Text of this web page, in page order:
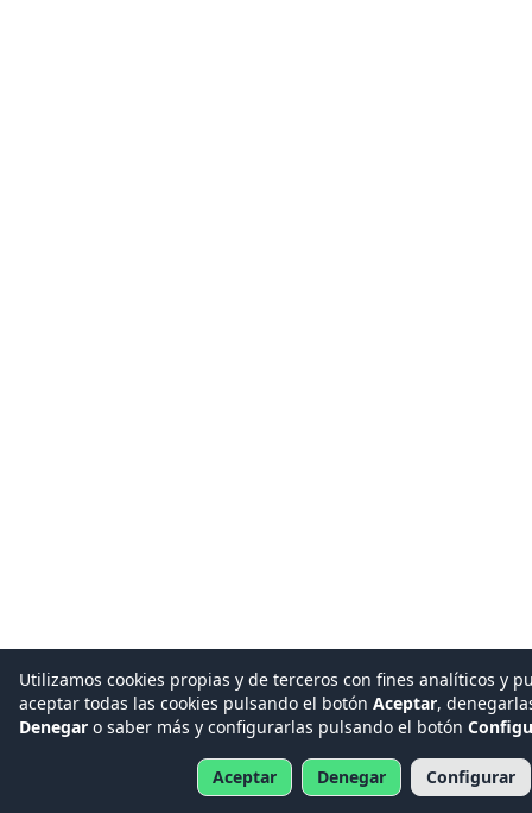
Utilizamos cookies propias y de terceros con fines analíticos y
aceptar todas las cookies pulsando el botón Aceptar,
Denegar o saber más y configurarlas pulsando el botón
Aceptar Denegar Configurar